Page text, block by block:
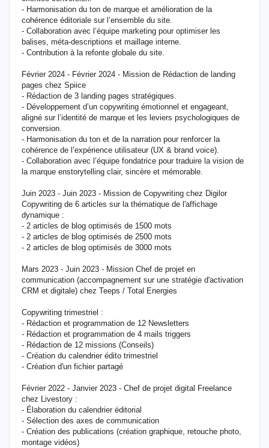
- Harmonisation du ton de marque et amélioration de la
cohérence éditoriale sur l’ensemble du site.
- Collaboration avec l’équipe marketing pour optimiser les
balises, méta-descriptions et maillage interne.
- Contribution à la refonte globale du site.
Février 2024 - Février 2024 - Mission de Rédaction de landing
pages chez Spiice
- Rédaction de 3 landing pages stratégiques.
- Développement d’un copywriting émotionnel et engageant,
aligné sur l’identité de marque et les leviers psychologiques de
conversion.
- Harmonisation du ton et de la narration pour renforcer la
cohérence de l’expérience utilisateur (UX & brand voice).
- Collaboration avec l’équipe fondatrice pour traduire la vision de
la marque enstorytelling clair, sincère et mémorable.
Juin 2023 - Juin 2023 - Mission de Copywriting chez Digilor
Copywriting de 6 articles sur la thématique de l'affichage
dynamique :
- 2 articles de blog optimisés de 1500 mots
- 2 articles de blog optimisés de 2500 mots
- 2 articles de blog optimisés de 3000 mots
Mars 2023 - Juin 2023 - Mission Chef de projet en
communication (accompagnement sur une stratégie d'activation
CRM et digitale) chez Teeps / Total Energies
Copywriting trimestriel :
- Rédaction et programmation de 12 Newsletters
- Rédaction et programmation de 4 mails triggers
- Rédaction de 12 missions (Conseils)
- Création du calendrier édito trimestriel
- Création d'un fichier partagé
Février 2022 - Janvier 2023 - Chef de projet digital Freelance
chez Livestory :
- Élaboration du calendrier éditorial
- Sélection des axes de communication
- Création des publications (création graphique, retouche photo,
montage vidéos)